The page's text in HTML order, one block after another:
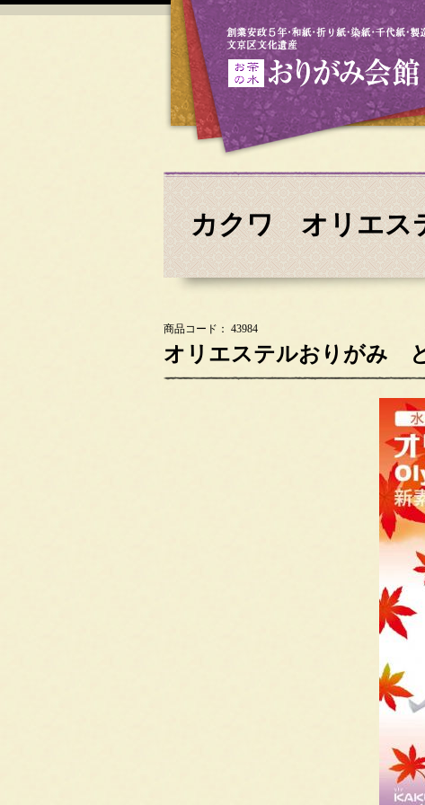
カクワ オリエス
商品コード： 43984
オリエステルおりがみ